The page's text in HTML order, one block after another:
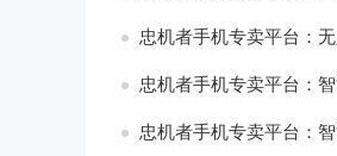
忠机者手机专卖平台：无人机技术将
忠机者手机专卖平台：智
忠机者手机专卖平台：智能手机拍照技术将不